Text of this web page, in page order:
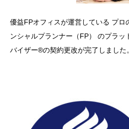
優益FPオフィスが運営している プロ
ンシャルプランナー（FP） のプラッ
バイザー®の契約更改が完了しました。